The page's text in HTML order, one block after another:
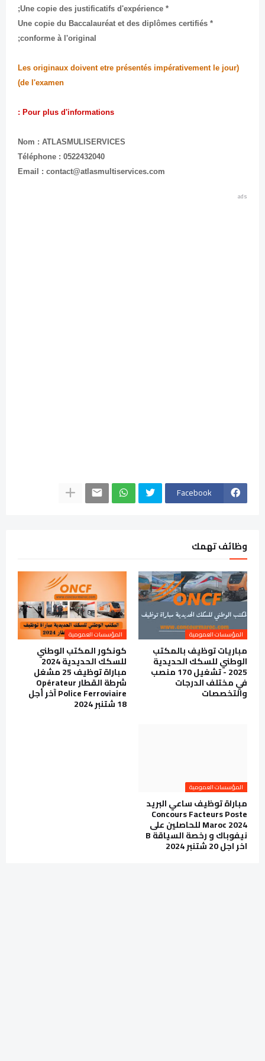
* Une copie des justificatifs d'expérience;
* Une copie du Baccalauréat et des diplômes certifiés
conforme à l'original;
(Les originaux doivent etre présentés impérativement le jour
de l'examen)
Pour plus d'informations :
Téléphone : 0522432040
Email : contact@atlasmultiservices.com
ads
Facebook
وظائف تهمك
المؤسسات العمومية
مباريات توظيف بالمكتب
الوطني للسكك الحديدية
2025 - تشغيل 170 منصب
في مختلف الدرجات
والتخصصات
المؤسسات العمومية
كونكور المكتب الوطني
للسكك الحديدية 2024
مباراة توظيف 25 مشغل
شرطة القطار Opérateur
Police Ferroviaire آخر أجل
18 شتنبر 2024
المؤسسات العمومية
مباراة توظيف ساعي البريد
Concours Facteurs Poste
Maroc 2024 للحاصلين على
نيفوباك و رخصة السياقة B
اخر اجل 20 شتنبر 2024